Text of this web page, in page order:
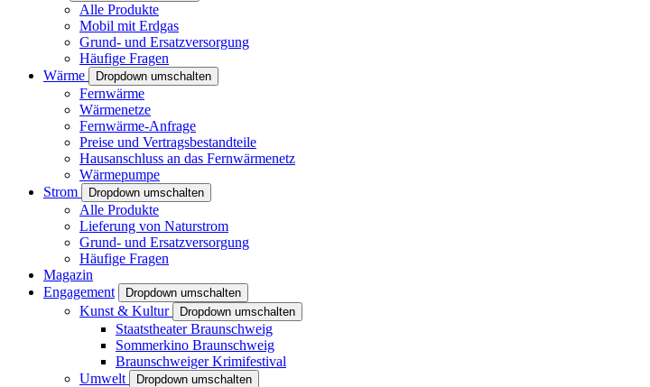
Alle Produkte
Mobil mit Erdgas
Grund- und Ersatzversorgung
Häufige Fragen
Wärme
Dropdown umschalten
Fernwärme
Wärmenetze
Fernwärme-Anfrage
Preise und Vertragsbestandteile
Hausanschluss an das Fernwärmenetz
Wärmepumpe
Strom
Dropdown umschalten
Alle Produkte
Lieferung von Naturstrom
Grund- und Ersatzversorgung
Häufige Fragen
Magazin
Engagement
Dropdown umschalten
Kunst & Kultur Dropdown umschalten
Staatstheater Braunschweig
Sommerkino Braunschweig
Braunschweiger Krimifestival
Umwelt
Dropdown umschalten